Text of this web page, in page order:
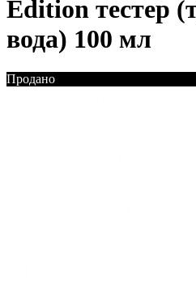
Edition тестер
вода) 100 мл
Продано